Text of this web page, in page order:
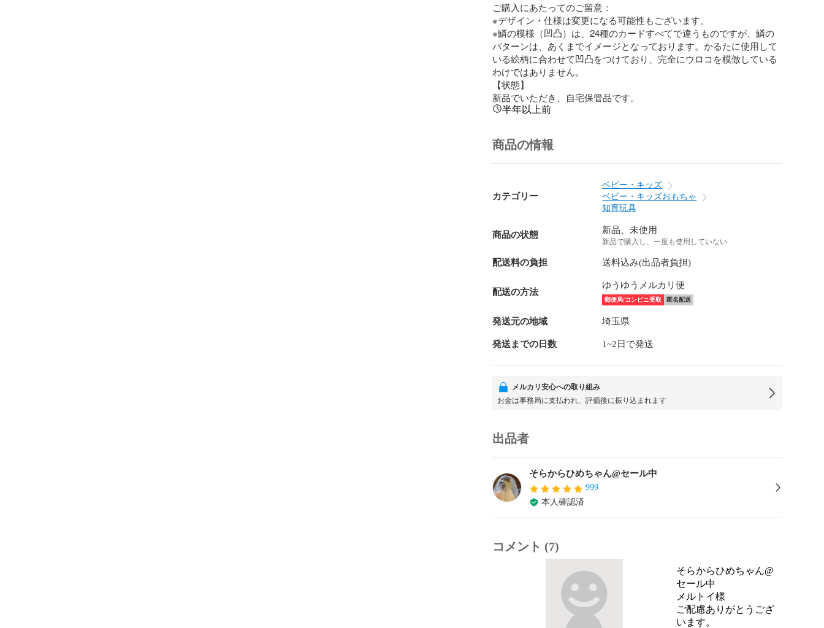
ご購入にあたってのご留意：
※デザイン・仕様は変更になる可能性もございます。
※鱗の模様（凹凸）は、24種のカードすべてで違うものですが、鱗の
パターンは、あくまでイメージとなっております。かるたに使用して
いる絵柄に合わせて凹凸をつけており、完全にウロコを模倣している
わけではありません。
【状態】
新品でいただき、自宅保管品です。
半年以上前
商品の情報
カテゴリー
ベビー・キッズ
ベビー・キッズおもちゃ
知育玩具
商品の状態 新品、未使用
新品で購入し、一度も使用していない
配送料の負担 送料込み(出品者負担)
配送の方法
ゆうゆうメルカリ便
郵便局/コンビニ受取 匿名配送
発送元の地域 埼玉県
発送までの日数 1~2日で発送
メルカリ安心への取り組み
お金は事務局に支払われ、評価後に振り込まれます
出品者
そらからひめちゃん@セール中
999
本人確認済
コメント (7)
そらからひめちゃん@
セール中
メルトイ様
ご配慮ありがとうござ
います。